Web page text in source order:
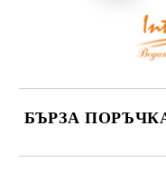
БЪРЗА